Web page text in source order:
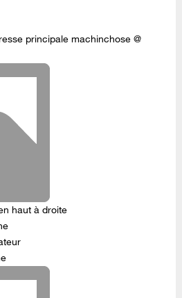
principale machinchose @
haut à droite